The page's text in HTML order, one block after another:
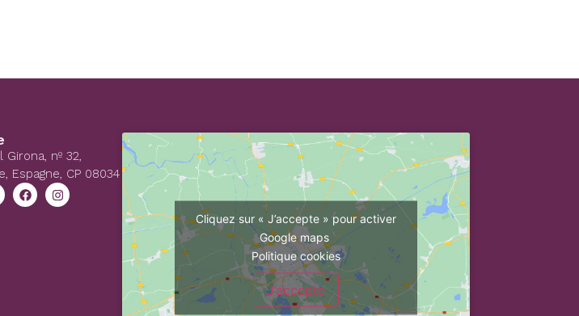
Girona, nº 32,
Espagne, CP 08034
Cliquez sur « J’accepte » pour activer
Google maps
Politique cookies
J’accepte